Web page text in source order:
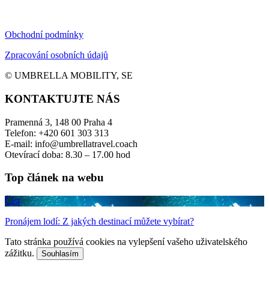
Obchodní podmínky
Zpracování osobních údajů
© UMBRELLA MOBILITY, SE
KONTAKTUJTE NÁS
Pramenná 3, 148 00 Praha 4
Telefon: +420 601 303 313
E-mail: info@umbrellatravel.coach
Otevírací doba: 8.30 – 17.00 hod
Top článek na webu
Číst
Pronájem lodí: Z jakých destinací můžete vybírat?
Tato stránka používá cookies na vylepšení vašeho uživatelského
zážitku.
Souhlasím